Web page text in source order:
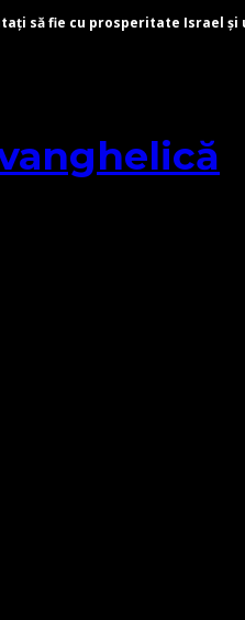
să fie cu prosperitate Israel